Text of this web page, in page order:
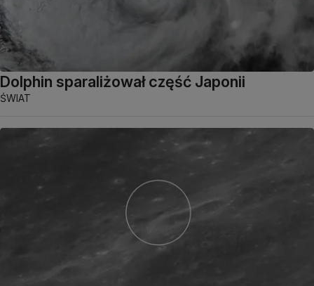
Dolphin sparaliżował część Japonii
ŚWIAT